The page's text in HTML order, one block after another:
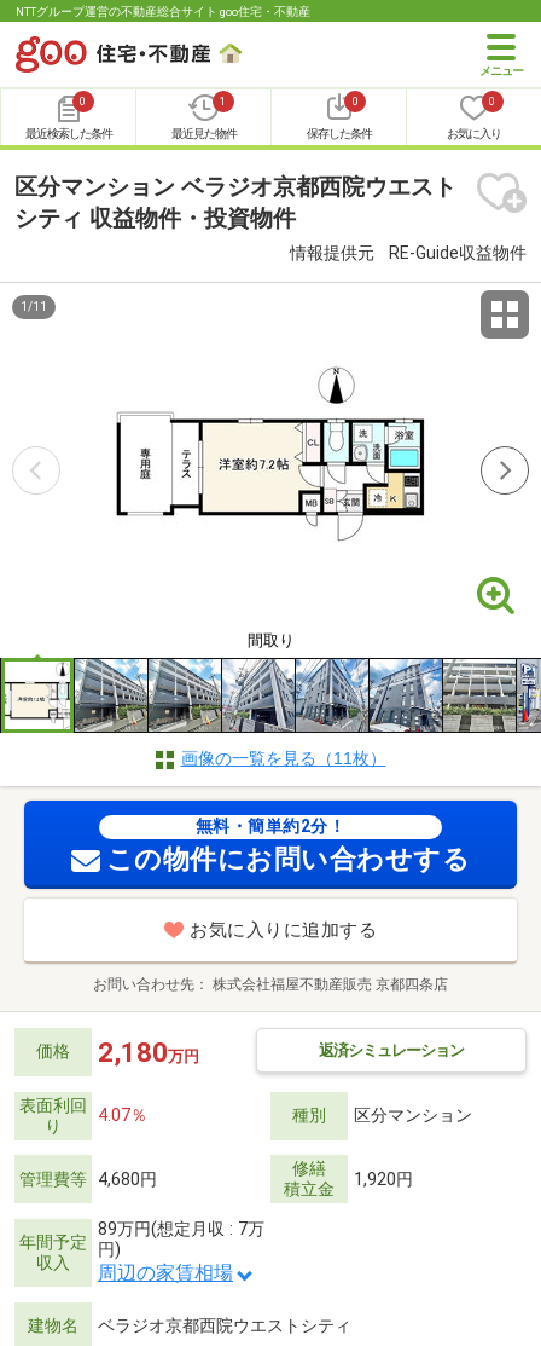
NTTグループ運営の不動産総合サイト goo住宅・不動産
0
最近検索した条件
1
最近見た物件
0
保存した条件
0
お気に入り
区分マンション ベラジオ京都西院ウエスト
シティ 収益物件・投資物件
情報提供元 RE-Guide収益物件
間取り
1 /11
画像の一覧を見る（11枚）
無料・簡単約2分！
この物件にお問い合わせする
お気に入りに追加する
お問い合わせ先 株式会社福屋不動産販売 京都四条店
価格 返済シミュレーション
2,180万円
表面利回
り
4.07％ 種別 区分マンション
管理費等 4,680円
修繕
積立金
1,920円
年間予定
収入
89万円(想定月収 : 7万
円)
周辺の家賃相場
建物名 ベラジオ京都西院ウエストシティ